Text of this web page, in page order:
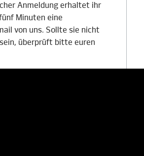
Anmeldung erhaltet ihr
Minuten eine
von uns. Sollte sie nicht
überprüft bitte euren